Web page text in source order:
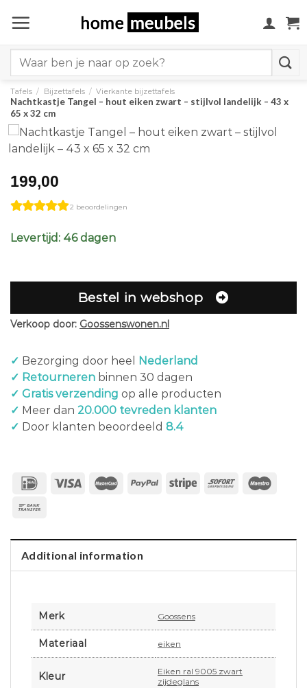
naar
for:
Tafels / Bijzettafels / Vierkante bijzettafels
Nachtkastje Tangel – hout eiken zwart – stijlvol landelijk – 43 x
65 x 32 cm
199,00
2 beoordelingen
Levertijd: 46 dagen
Bestel in webshop
Verkoop door: Goossenswonen.nl
✓ Bezorging door heel
Nederland
✓ Retourneren binnen 30 dagen
✓ Gratis verzending op alle producten
✓ Meer dan 20.000 tevreden klanten
✓ Door klanten beoordeeld 8.4
Additional information
Merk Goossens
Materiaal eiken
Kleur
Eiken ral 9005 zwart
zijdeglans